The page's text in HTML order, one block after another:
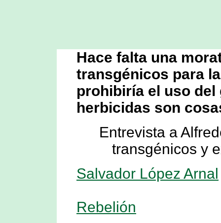
Hace falta una
transgénicos para
prohibiría el uso
herbicidas son
Entrevista a
transgénicos y
Salvador López Arnal
Rebelión